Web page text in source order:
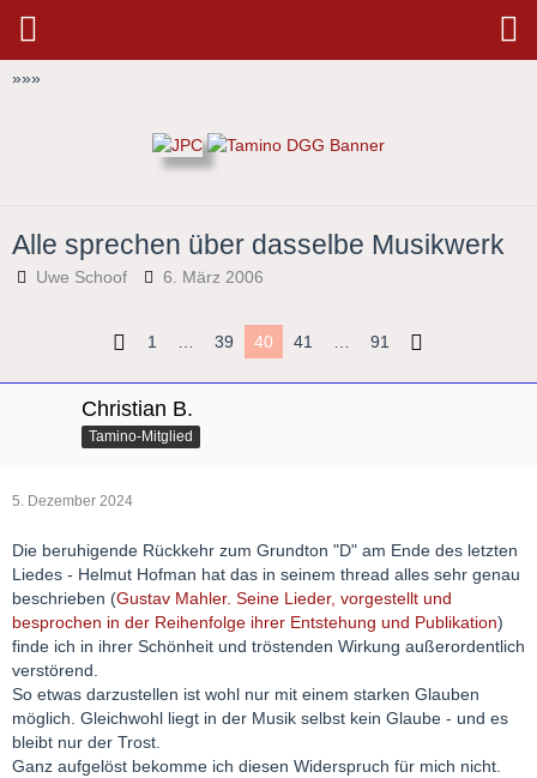
»»»
Alle sprechen über dasselbe Musikwerk
Uwe Schoof 6. März 2006
1 … 39 40 41 … 91
Christian B.
Tamino-Mitglied
5. Dezember 2024
Die beruhigende Rückkehr zum Grundton "D" am Ende des letzten
Liedes - Helmut Hofman hat das in seinem thread alles sehr genau
beschrieben (Gustav Mahler. Seine Lieder, vorgestellt und
besprochen in der Reihenfolge ihrer Entstehung und Publikation)
finde ich in ihrer Schönheit und tröstenden Wirkung außerordentlich
verstörend.
So etwas darzustellen ist wohl nur mit einem starken Glauben
möglich. Gleichwohl liegt in der Musik selbst kein Glaube - und es
bleibt nur der Trost.
Ganz aufgelöst bekomme ich diesen Widerspruch für mich nicht.